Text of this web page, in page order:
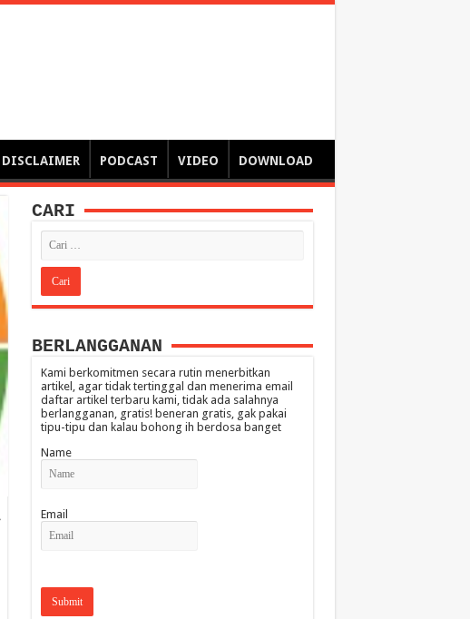
DISCLAIMER PODCAST VIDEO DOWNLOAD
CARI
BERLANGGANAN
Kami berkomitmen secara rutin menerbitkan
artikel, agar tidak tertinggal dan menerima email
daftar artikel terbaru kami, tidak ada salahnya
berlangganan, gratis! beneran gratis, gak pakai
tipu-tipu dan kalau bohong ih berdosa banget
Name
Email